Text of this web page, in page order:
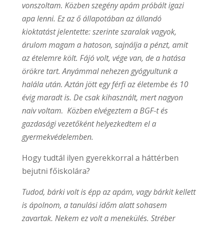
vonszoltam. Közben szegény apám próbált igazi
apa lenni. Ez az ő állapotában az állandó
kioktatást jelentette: szerinte szaralak vagyok,
árulom magam a hatoson, sajnálja a pénzt, amit
az ételemre költ. Fájó volt, vége van, de a hatása
örökre tart. Anyámmal nehezen gyógyultunk a
halála után. Aztán jött egy férfi az életembe és 10
évig maradt is. De csak kihasznált, mert nagyon
naiv voltam. Közben elvégeztem a BGF-t és
gazdasági vezetőként helyezkedtem el a
gyermekvédelemben.
Hogy tudtál ilyen gyerekkorral a háttérben
bejutni főiskolára?
Tudod, bárki volt is épp az apám, vagy bárkit kellett
is ápolnom, a tanulási időm alatt sohasem
zavartak. Nekem ez volt a menekülés. Stréber